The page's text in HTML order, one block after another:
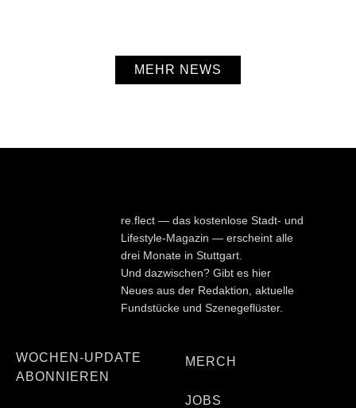
MEHR NEWS
re.flect — das kostenlose Stadt- und
Lifestyle-Magazin — erscheint alle
drei Monate in Stuttgart.
Und dazwischen? Gibt es hier
Neues aus der Redaktion, aktuelle
Fundstücke und Szenegeflüster.
WOCHEN-UPDATE
ABONNIEREN
MERCH
JOBS